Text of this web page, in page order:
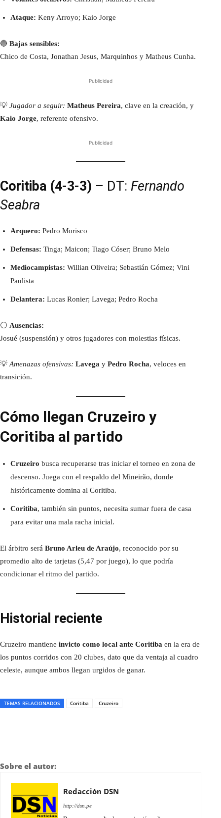
Ataque: Keny Arroyo; Kaio Jorge
🔵 Bajas sensibles:
Chico de Costa, Jonathan Jesus, Marquinhos y Matheus Cunha.
Publicidad
💡 Jugador a seguir: Matheus Pereira, clave en la creación, y
Kaio Jorge, referente ofensivo.
Publicidad
Coritiba (4-3-3) – DT: Fernando
Seabra
Arquero: Pedro Morisco
Defensas: Tinga; Maicon; Tiago Cóser; Bruno Melo
Mediocampistas: Willian Oliveira; Sebastián Gómez; Vini
Paulista
Delantera: Lucas Ronier; Lavega; Pedro Rocha
⚪ Ausencias:
Josué (suspensión) y otros jugadores con molestias físicas.
💡Amenazas ofensivas: Lavega y Pedro Rocha, veloces en
transición.
Cómo llegan Cruzeiro y
Coritiba al partido
Cruzeiro busca recuperarse tras iniciar el torneo en zona de
descenso. Juega con el respaldo del Mineirão, donde
históricamente domina al Coritiba.
Coritiba, también sin puntos, necesita sumar fuera de casa
para evitar una mala racha inicial.
El árbitro será Bruno Arleu de Araújo, reconocido por su
promedio alto de tarjetas (5,47 por juego), lo que podría
condicionar el ritmo del partido.
Historial reciente
Cruzeiro mantiene invicto como local ante Coritiba en la era de
los puntos corridos con 20 clubes, dato que da ventaja al cuadro
celeste, aunque ambos llegan urgidos de ganar.
TEMAS RELACIONADOS Coritiba Cruzeiro
Sobre el autor:
Redacción DSN
http://dsn.pe